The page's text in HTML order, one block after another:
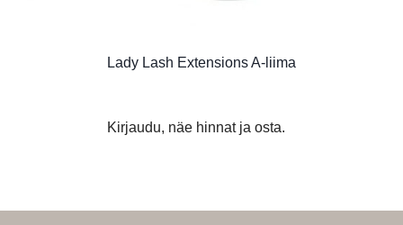
Lady Lash Extensions A-liima
Kirjaudu, näe hinnat ja osta.